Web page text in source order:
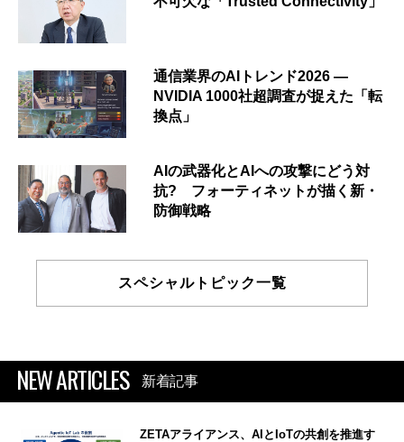
通信業界のAIトレンド2026 ―
NVIDIA 1000社超調査が捉えた「転
換点」
AIの武器化とAIへの攻撃にどう対
抗? フォーティネットが描く新・
防御戦略
スペシャルトピック一覧
NEW ARTICLES 新着記事
ZETAアライアンス、AIとIoTの共創を推進す